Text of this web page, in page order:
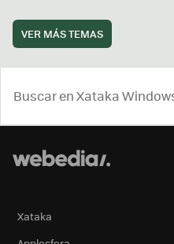
VER MÁS TEMAS
Xataka